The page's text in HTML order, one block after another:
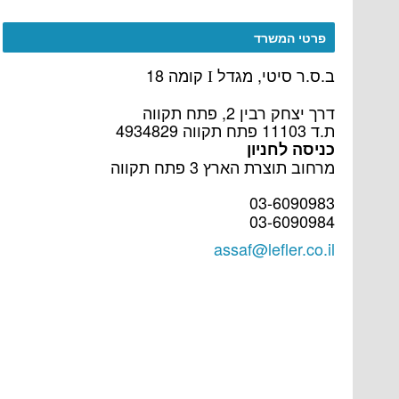
פרטי המשרד
ב.ס.ר סיטי, מגדל I קומה 18
דרך יצחק רבין 2, פתח תקווה
ת.ד 11103 פתח תקווה 4934829
כניסה לחניון
מרחוב תוצרת הארץ 3 פתח תקווה
03-6090983
03-6090984
assaf@lefler.co.il